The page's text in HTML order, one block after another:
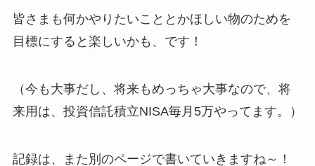
皆さまも何かやりたいこととかほしい物のためを
目標にすると楽しいかも、です！
（今も大事だし、将来もめっちゃ大事なので、将
来用は、投資信託積立NISA毎月5万やってます。）
記録は、また別のページで書いていきますね～！